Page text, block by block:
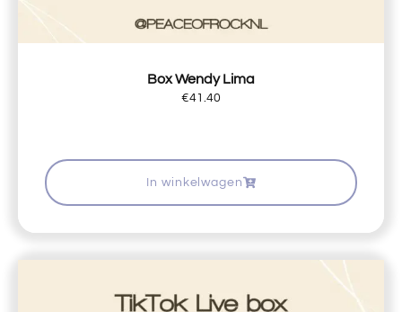
Box Wendy Lima
€41.40
In winkelwagen